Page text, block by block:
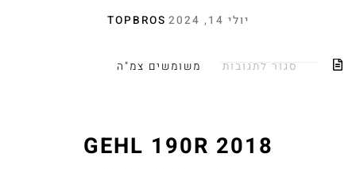
יולי 14, 2024 TOPBROS
סגור לתגובות משומשים צמ"ה
GEHL 190R 2018